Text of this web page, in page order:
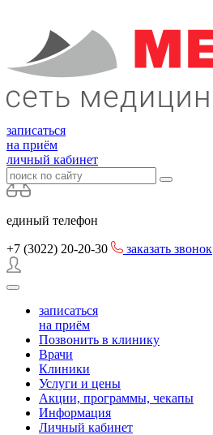
записаться
на приём
личный кабинет
единый телефон
+7 (3022) 20-20-30 заказать звонок
записаться
на приём
Позвонить в клинику
Врачи
Клиники
Услуги и цены
Акции, программы, чекапы
Информация
Личный кабинет